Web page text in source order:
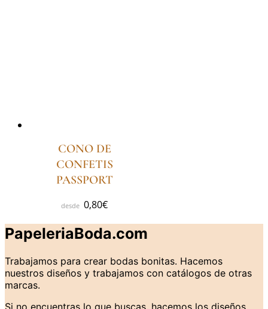
CONO DE
CONFETIS
PASSPORT
0,80€
PapeleriaBoda.com
Trabajamos para crear bodas bonitas. Hacemos
nuestros diseños y trabajamos con catálogos de otras
marcas.